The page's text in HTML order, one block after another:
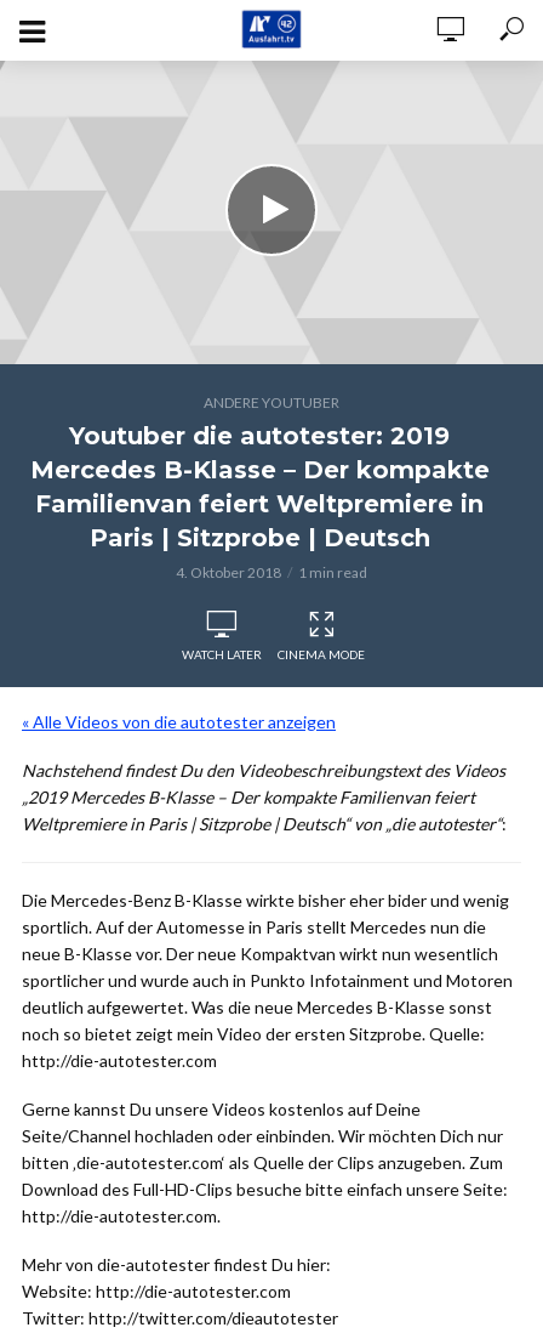
ANDERE YOUTUBER
Youtuber die autotester: 2019
Mercedes B-Klasse – Der kompakte
Familienvan feiert Weltpremiere in
Paris | Sitzprobe | Deutsch
4. Oktober 2018 1 min read
WATCH LATER CINEMA MODE
« Alle Videos von die autotester anzeigen
Nachstehend findest Du den Videobeschreibungstext des Videos
„2019 Mercedes B-Klasse – Der kompakte Familienvan feiert
Weltpremiere in Paris | Sitzprobe | Deutsch“ von „die autotester“:
Die Mercedes-Benz B-Klasse wirkte bisher eher bider und wenig
sportlich. Auf der Automesse in Paris stellt Mercedes nun die
neue B-Klasse vor. Der neue Kompaktvan wirkt nun wesentlich
sportlicher und wurde auch in Punkto Infotainment und Motoren
deutlich aufgewertet. Was die neue Mercedes B-Klasse sonst
noch so bietet zeigt mein Video der ersten Sitzprobe. Quelle:
http://die-autotester.com
Gerne kannst Du unsere Videos kostenlos auf Deine
Seite/Channel hochladen oder einbinden. Wir möchten Dich nur
bitten ‚die-autotester.com‘ als Quelle der Clips anzugeben. Zum
Download des Full-HD-Clips besuche bitte einfach unsere Seite:
http://die-autotester.com.
Mehr von die-autotester findest Du hier:
Website: http://die-autotester.com
Twitter: http://twitter.com/dieautotester